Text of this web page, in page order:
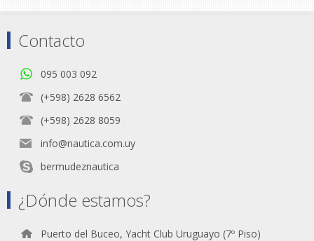
Contacto
095 003 092
(+598) 2628 6562
(+598) 2628 8059
info@nautica.com.uy
bermudeznautica
¿Dónde estamos?
Puerto del Buceo, Yacht Club Uruguayo (7º Piso)